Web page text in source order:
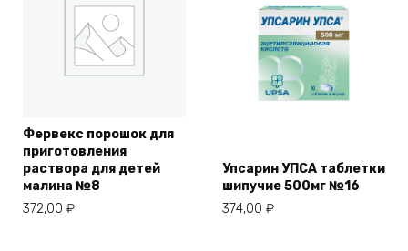
Фервекс порошок для
приготовления
раствора для детей
малина №8
372,00 ₽
Упсарин УПСА таблетки
шипучие 500мг №16
374,00 ₽